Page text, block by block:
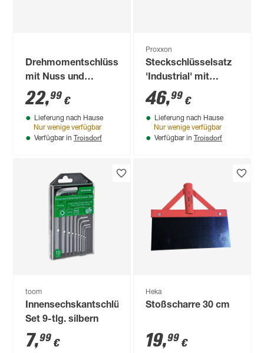
Drehmomentschlüssel
mit Nuss und
Adapter 1/2"
22,99 €
Lieferung nach Hause
Nur wenige verfügbar
Verfügbar in Troisdorf
Proxxon
Steckschlüsselsatz
'Industrial' mit
Ratschenschlüssel
3/8" 24-teilig
46,99 €
Lieferung nach Hause
Nur wenige verfügbar
Verfügbar in Troisdorf
toom
Innensechskantschlüssel-
Set 9-tlg. silbern
7,99 €
Heka
Stoßscharre 30 cm
19,99 €